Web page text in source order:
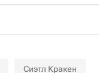
Сиэтл Кракен